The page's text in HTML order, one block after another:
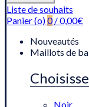
:Liste de souhaits
Panier (o)0 /0,00€
Nouveautés
Maillots de
Noir